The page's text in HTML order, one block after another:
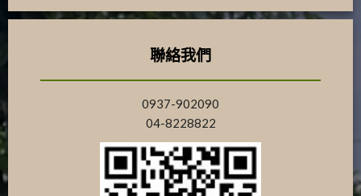
聯絡我們
0937-902090
04-8228822